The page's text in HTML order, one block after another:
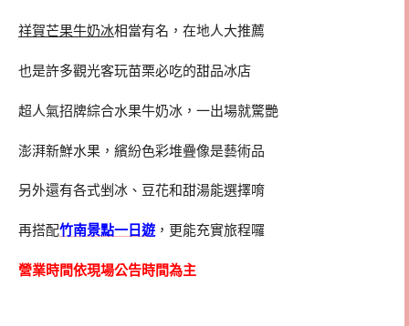
祥賀芒果牛奶冰相當有名，在地人大推薦
也是許多觀光客玩苗栗必吃的甜品冰店
超人氣招牌綜合水果牛奶冰，一出場就驚艷
澎湃新鮮水果，繽紛色彩堆疊像是藝術品
另外還有各式剉冰、豆花和甜湯能選擇唷
再搭配竹南景點一日遊 ，更能充實旅程囉
營業時間依現場公告時間為主